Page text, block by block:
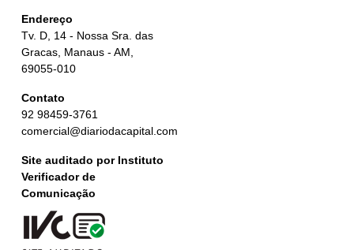
Endereço
Tv. D, 14 - Nossa Sra. das
Gracas, Manaus - AM,
69055-010
Contato
92 98459-3761
comercial@diariodacapital.com
Site auditado por Instituto
Verificador de
Comunicação